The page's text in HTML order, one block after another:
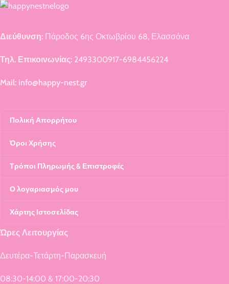
Διεύθυνση: Πάροδος 6ης Οκτωβρίου 68, Ελασσόνα
Τηλ. Επικοινωνίας: 2493300917-6984456224
Mail: info@happy-nest.gr
Πολική Απορρήτου
Όροι Χρήσης
Τρόποι Πληρωμής & Επιστροφές
Ο λογαριασμός μου
Χάρτης Ιστοσελίδας
Ώρες Λειτουργίας
Δευτέρα-Τετάρτη-Παρασκευή
08:30-14:00 & 17:00-20:30